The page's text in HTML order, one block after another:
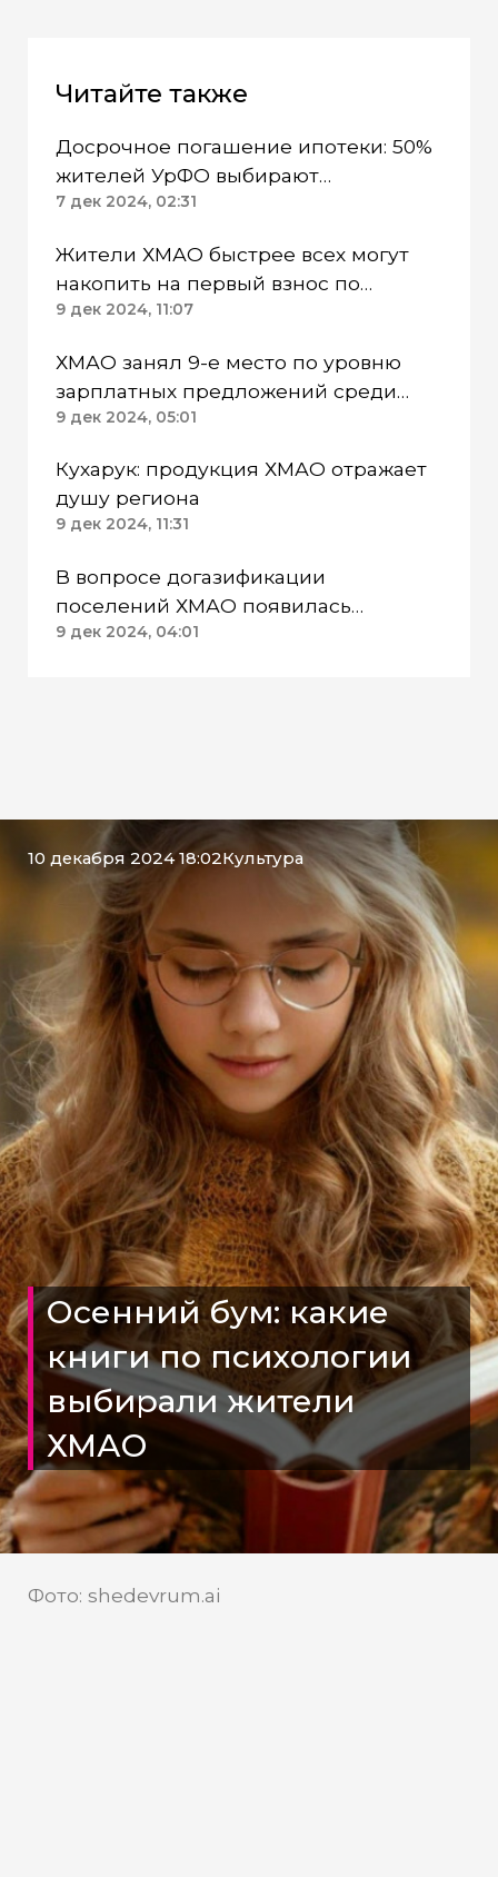
Читайте также
Досрочное погашение ипотеки: 50%
жителей УрФО выбирают
минимальные платежи
7 дек 2024, 02:31
Жители ХМАО быстрее всех могут
накопить на первый взнос по
ипотеке
9 дек 2024, 11:07
ХМАО занял 9-е место по уровню
зарплатных предложений среди
регионов России в 2024 году
9 дек 2024, 05:01
Кухарук: продукция ХМАО отражает
душу региона
9 дек 2024, 11:31
В вопросе догазификации
поселений ХМАО появилась
финансовая проблема
9 дек 2024, 04:01
10 декабря 2024 18:02Культура
Осенний бум: какие
книги по психологии
выбирали жители
ХМАО
Фото: shedevrum.ai